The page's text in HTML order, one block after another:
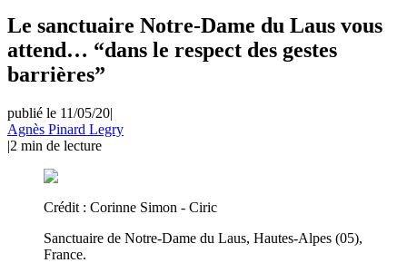
Le sanctuaire Notre-Dame du Laus vous
attend… “dans le respect des gestes
barrières”
publié le 11/05/20|
Agnès Pinard Legry
|2 min de lecture
Crédit : Corinne Simon - Ciric
Sanctuaire de Notre-Dame du Laus, Hautes-Alpes (05),
France.